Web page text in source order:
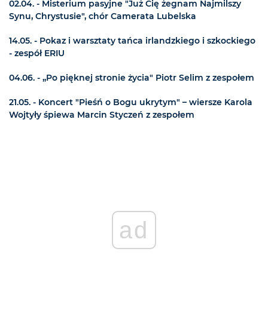
02.04. - Misterium pasyjne "Już Cię żegnam Najmilszy
Synu, Chrystusie", chór Camerata Lubelska
14.05. - Pokaz i warsztaty tańca irlandzkiego i szkockiego
- zespół ERIU
04.06. - „Po pięknej stronie życia" Piotr Selim z zespołem
21.05. - Koncert "Pieśń o Bogu ukrytym" – wiersze Karola
Wojtyły śpiewa Marcin Styczeń z zespołem
ad